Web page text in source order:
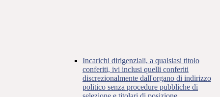
Incarichi dirigenziali, a qualsiasi titolo
conferiti, ivi inclusi quelli conferiti
discrezionalmente dall'organo di indirizzo
politico senza procedure pubbliche di